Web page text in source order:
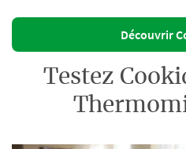
Découvrir
Testez